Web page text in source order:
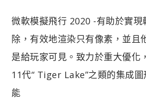
微軟模擬飛行 2020 -有助於實現
除，有效地渲染只有像素，並且
是給玩家可見。致力於重大優化
11代“ Tiger Lake”之類的集成
能